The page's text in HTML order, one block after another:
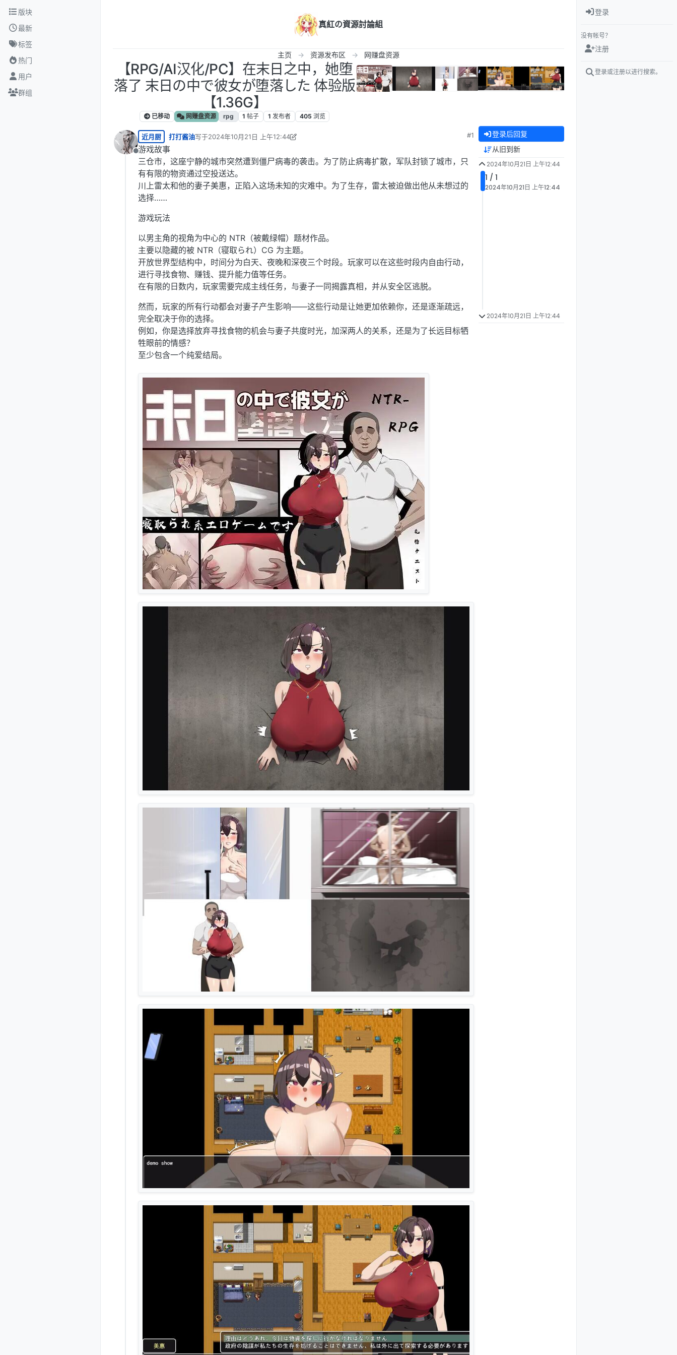
跳转至内容
版块
最新
标签
热门
用户
群组
真紅の資源討論組
主页 资源发布区 网赚盘资源
【RPG/AI汉化/PC】在末日之中，她堕
落了 末日の中で彼女が堕落した 体验版
【1.36G】
已移动 网赚盘资源 rpg 1 帖子 1 发布者 405 浏览
离线
近月厨 打打酱油写于2024年10月21日 上午12:44
最后由 打打酱油 编辑 2024年10月20日 下午7:49
#1
游戏故事
三仓市，这座宁静的城市突然遭到僵尸病毒的袭击。为了防止病毒扩散，军队封锁了城市，只
有有限的物资通过空投送达。
川上雷太和他的妻子美惠，正陷入这场未知的灾难中。为了生存，雷太被迫做出他从未想过的
选择……
游戏玩法
以男主角的视角为中心的 NTR（被戴绿帽）题材作品。
主要以隐藏的被 NTR（寝取られ）CG 为主题。
开放世界型结构中，时间分为白天、夜晚和深夜三个时段。玩家可以在这些时段内自由行动，
进行寻找食物、赚钱、提升能力值等任务。
在有限的日数内，玩家需要完成主线任务，与妻子一同揭露真相，并从安全区逃脱。
然而，玩家的所有行动都会对妻子产生影响——这些行动是让她更加依赖你，还是逐渐疏远，
完全取决于你的选择。
例如，你是选择放弃寻找食物的机会与妻子共度时光，加深两人的关系，还是为了长远目标牺
牲眼前的情感？
至少包含一个纯爱结局。
登录后回复
从旧到新
2024年10月21日 上午12:44
1 / 1
2024年10月21日 上午12:44
2024年10月21日 上午12:44
登录
没有帐号？
注册
登录或注册以进行搜索。